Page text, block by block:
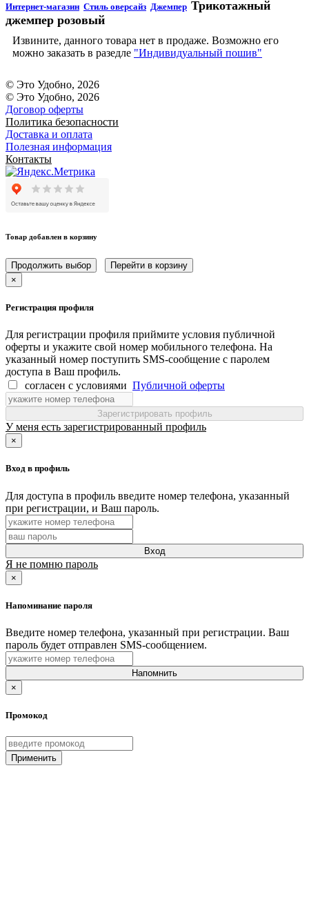
Интернет-магазин Стиль оверсайз Джемпер Трикотажный
джемпер розовый
Извините, данного товара нет в продаже. Возможно его
можно заказать в разедле "Индивидуальный пошив"
© Это Удобно, 2026
© Это Удобно, 2026
Договор оферты
Политика безопасности
Доставка и оплата
Полезная информация
Контакты
Товар добавлен в корзину
Продолжить выбор
Перейти в корзину
×
Регистрация профиля
Для регистрации профиля приймите условия публичной
оферты и укажите свой номер мобильного телефона. На
указанный номер поступить SMS-сообщение с паролем
доступа в Ваш профиль.
согласен с условиями Публичной оферты
Зарегистрировать профиль
У меня есть зарегистрированный профиль
×
Вход в профиль
Для доступа в профиль введите номер телефона, указанный
при регистрации, и Ваш пароль.
Вход
Я не помню пароль
×
Напоминание пароля
Введите номер телефона, указанный при регистрации. Ваш
пароль будет отправлен SMS-сообщением.
Напомнить
×
Промокод
Применить